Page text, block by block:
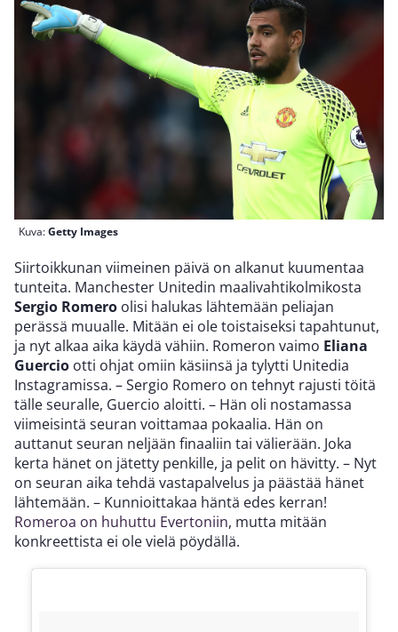
Kuva:Getty Images
Siirtoikkunan viimeinen päivä on alkanut kuumentaa
tunteita. Manchester Unitedin maalivahtikolmikosta
Sergio Romero olisi halukas lähtemään peliajan
perässä muualle. Mitään ei ole toistaiseksi tapahtunut,
ja nyt alkaa aika käydä vähiin. Romeron vaimo Eliana
Guercio otti ohjat omiin käsiinsä ja tylytti Unitedia
Instagramissa. – Sergio Romero on tehnyt rajusti töitä
tälle seuralle, Guercio aloitti. – Hän oli nostamassa
viimeisintä seuran voittamaa pokaalia. Hän on
auttanut seuran neljään finaaliin tai välierään. Joka
kerta hänet on jätetty penkille, ja pelit on hävitty. – Nyt
on seuran aika tehdä vastapalvelus ja päästää hänet
lähtemään. – Kunnioittakaa häntä edes kerran!
Romeroa on huhuttu Evertoniin, mutta mitään
konkreettista ei ole vielä pöydällä.